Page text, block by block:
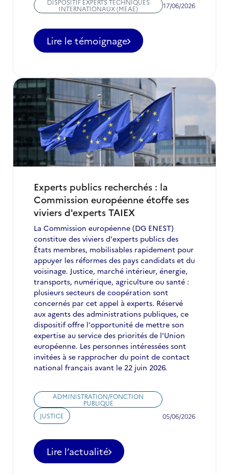
INTERNATIONAUX (MEAE) 17/06/2026
Lire le témoignage
Experts publics recherchés : la
Commission européenne étoffe ses
viviers d'experts TAIEX
La Commission européenne (DG ENEST)
constitue des viviers d'experts publics des
États membres, mobilisables rapidement pour
appuyer les réformes des pays candidats et du
voisinage. Justice, marché intérieur, énergie,
transports, numérique, agriculture ou santé :
plusieurs secteurs de coopération sont
concernés par cet appel à experts. Réservé
aux agents des administrations publiques, ce
dispositif offre l'opportunité de mettre son
expertise au service des priorités de l'Union
européenne. Les personnes intéressées sont
invitées à se rapprocher du point de contact
national français avant le 22 juin 2026.
ADMINISTRATION/FONCTION
PUBLIQUE
JUSTICE
05/06/2026
Lire l’actualité
-
Experts